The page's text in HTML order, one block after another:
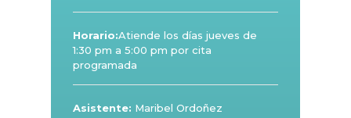
Horario:Atiende los días jueves de
1:30 pm a 5:00 pm por cita
programada
Asistente: Maribel Ordoñez